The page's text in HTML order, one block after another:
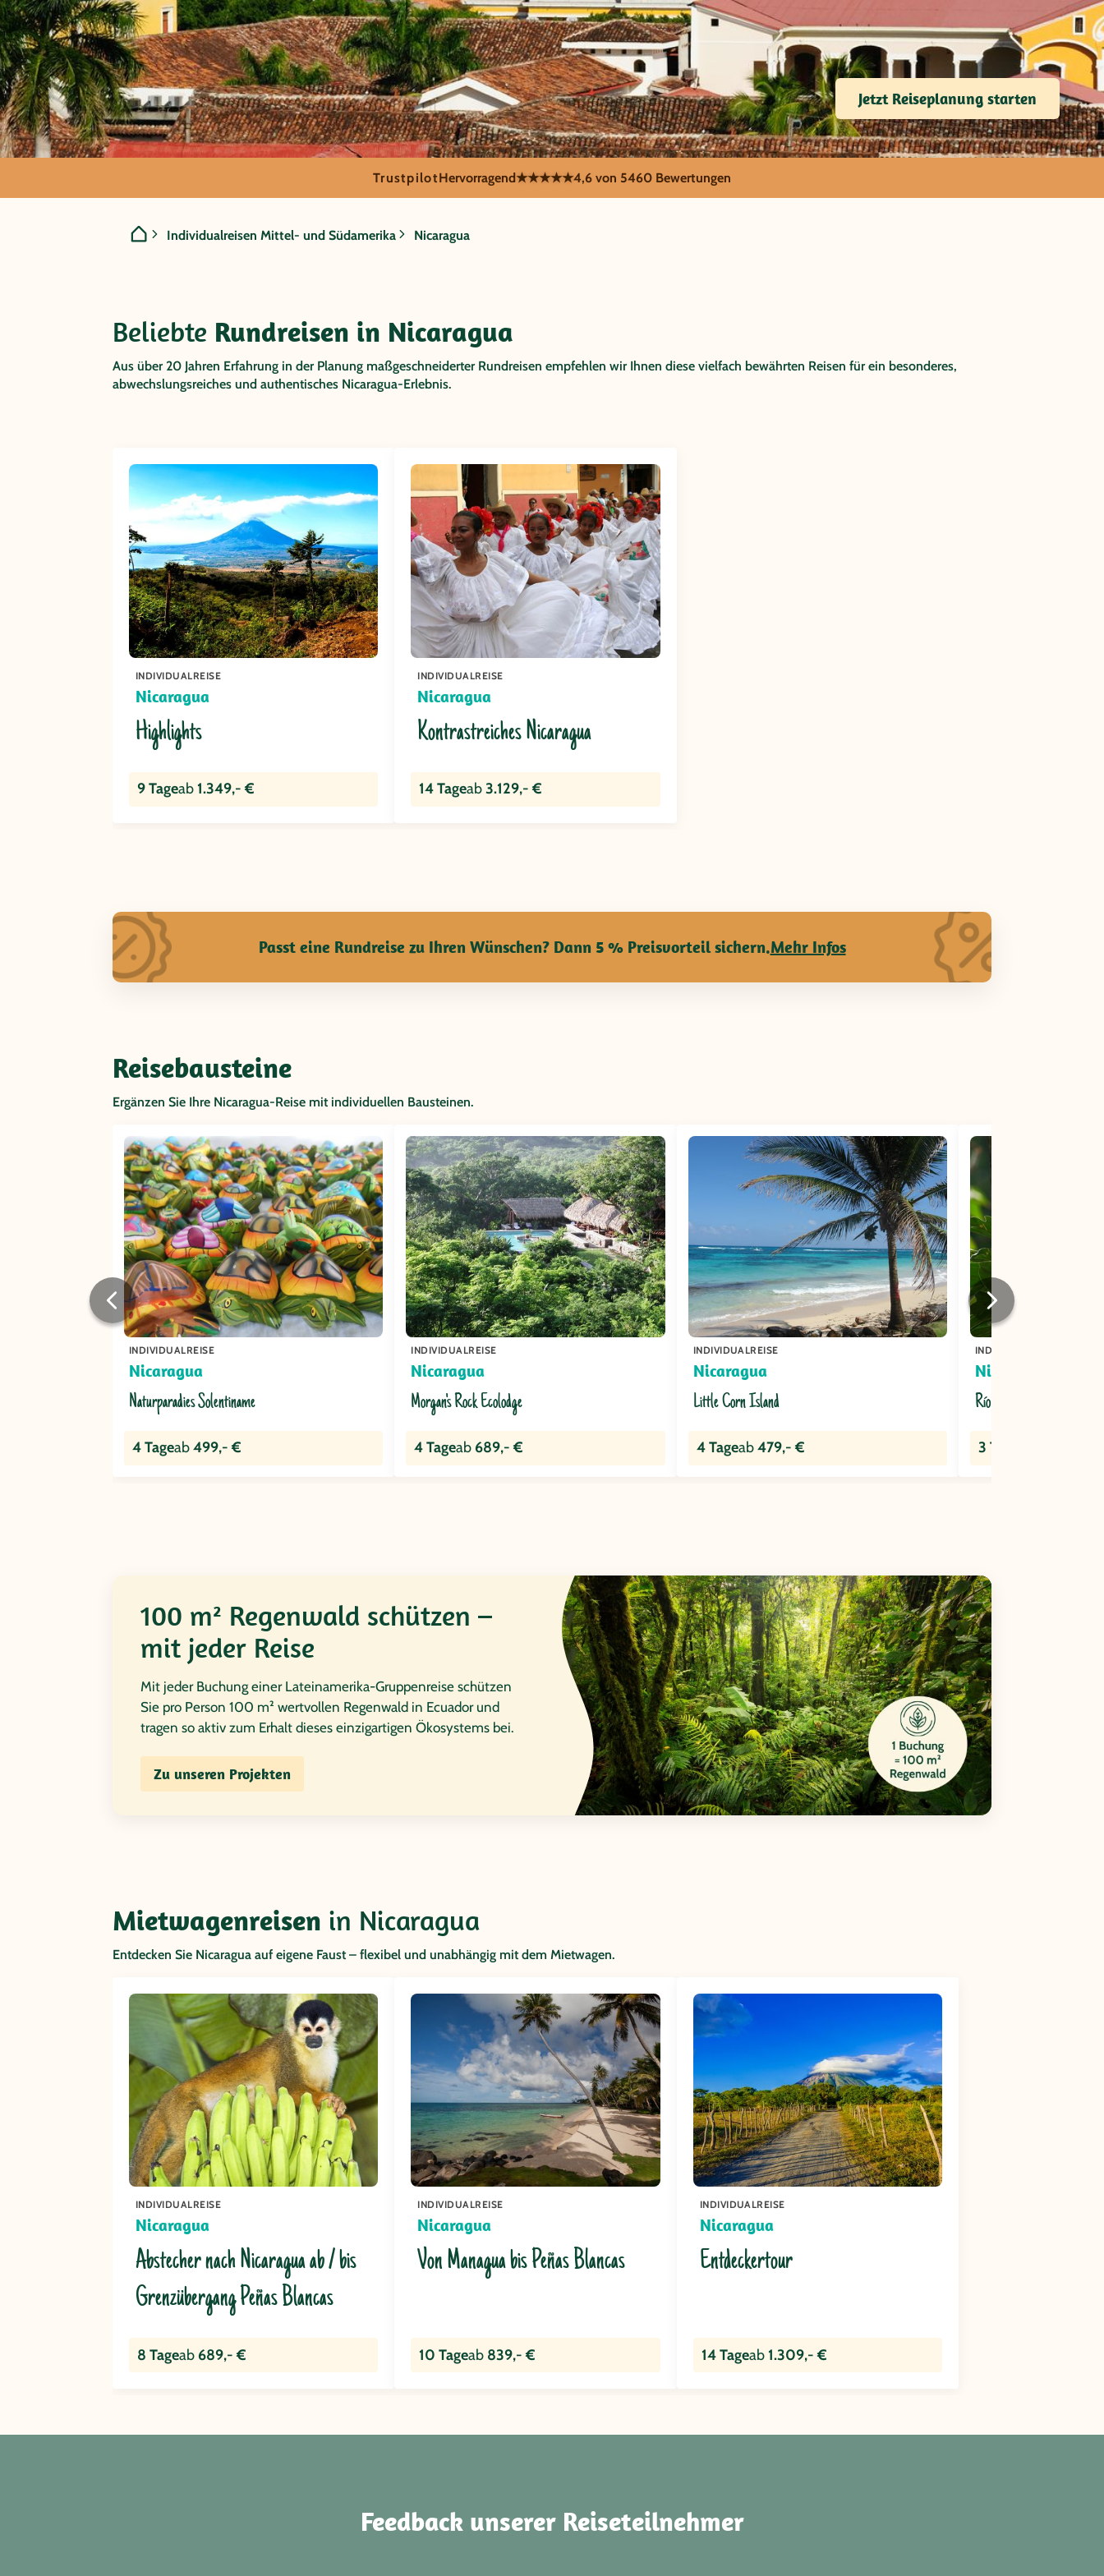
INDIVIDUALREISEN IN
Nicaraguaund Abenteuer, beispielsweise am riesigen Nicaragua See mit mehr als 400 Inseln, in der
kolonialen Perle Granada oder beim Erklimmen eines Vulkans.
TrustpilotHervorragend★★★★★4,6 von 5460 Bewertungen
Individualreisen Mittel- und Südamerika Nicaragua
Jetzt Reiseplanung starten
Beliebte Rundreisen in Nicaragua
Aus über 20 Jahren Erfahrung in der Planung maßgeschneiderter Rundreisen empfehlen wir Ihnen diese vielfach bewährten Reisen für ein besonderes,
abwechslungsreiches und authentisches Nicaragua-Erlebnis.
INDIVIDUALREISE
Nicaragua
Highlights
9 Tageab1.349,- €
INDIVIDUALREISE
Nicaragua
Kontrastreiches Nicaragua
14 Tageab3.129,- €
Passt eine Rundreise zu Ihren Wünschen? Dann 5 % Preisvorteil sichern.Mehr Infos
Reisebausteine
Ergänzen Sie Ihre Nicaragua-Reise mit individuellen Bausteinen.
INDIVIDUALREISE
Nicaragua
Naturparadies Solentiname
4 Tageab499,- €
INDIVIDUALREISE
Nicaragua
Morgan's Rock Ecolodge
4 Tageab689,- €
INDIVIDUALREISE
Nicaragua
Little Corn Island
4 Tageab479,- €
INDIVIDUALREISE
Nicaragua
Río San Juan
3 Tage
100 m² Regenwald schützen –
mit jeder Reise
Mit jeder Buchung einer Lateinamerika-Gruppenreise schützen
Sie pro Person 100 m² wertvollen Regenwald in Ecuador und
tragen so aktiv zum Erhalt dieses einzigartigen Ökosystems bei.
Zu unseren Projekten
Mietwagenreisen in Nicaragua
Entdecken Sie Nicaragua auf eigene Faust – flexibel und unabhängig mit dem Mietwagen.
INDIVIDUALREISE
Nicaragua
Abstecher nach Nicaragua ab / bis
Grenzübergang Peñas Blancas
8 Tageab689,- €
INDIVIDUALREISE
Nicaragua
Von Managua bis Peñas Blancas
10 Tageab 839,- €
INDIVIDUALREISE
Nicaragua
Entdeckertour
14 Tageab1.309,- €
Feedback unserer Reiseteilnehmer